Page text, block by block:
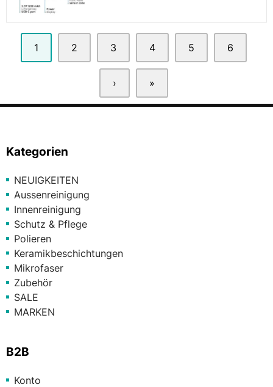
1 2 3 4 5 6
› »
Kategorien
NEUIGKEITEN
Aussenreinigung
Innenreinigung
Schutz & Pflege
Polieren
Keramikbeschichtungen
Mikrofaser
Zubehör
SALE
MARKEN
B2B
Konto